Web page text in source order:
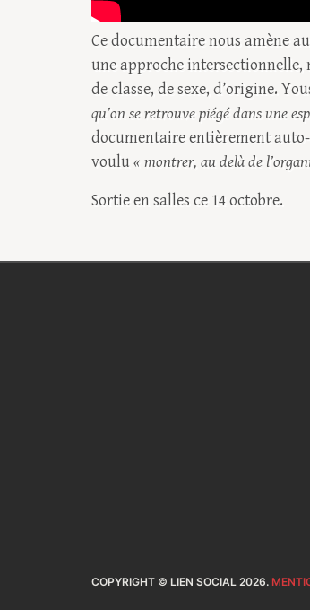
Ce documentaire nous amène
une approche
de classe, de sexe, d’origine.
qu’on se retrouve piégé dans une
documentaire entièrement
voulu « montrer, au delà de
Sortie en salles ce 14 octobre.
COPYRIGHT © LIEN SOCIAL 2026.